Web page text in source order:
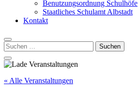
Benutzungsordnung Schulhöfe
Staatliches Schulamt Albstadt
Kontakt
Suchen
nach:
« Alle Veranstaltungen